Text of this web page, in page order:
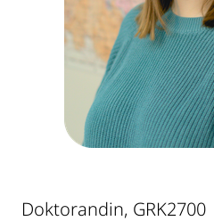
Doktorandin, GRK2700